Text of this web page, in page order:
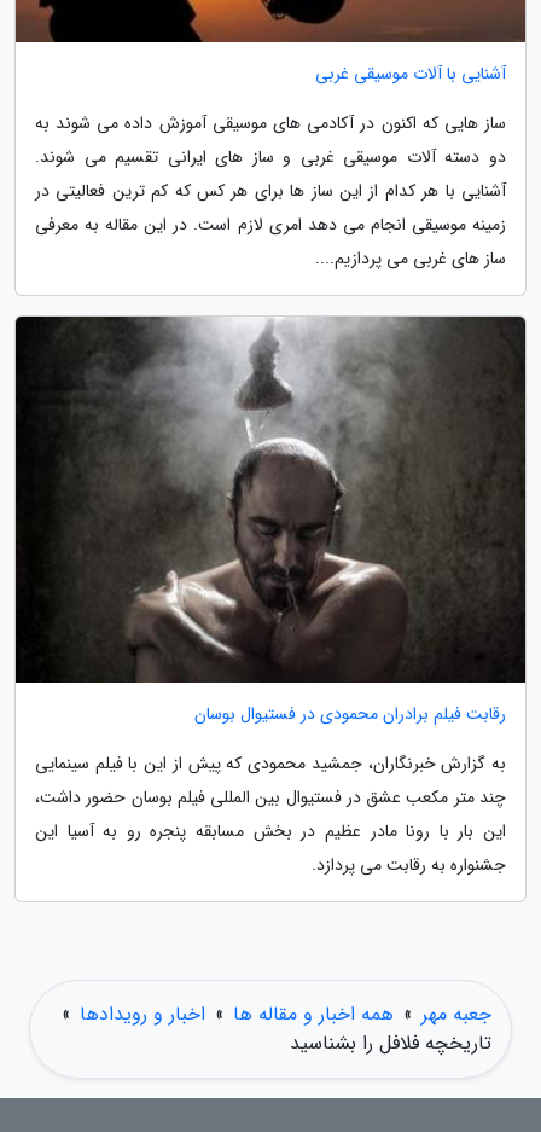
آشنایی با آلات موسیقی غربی
ساز هایی که اکنون در آکادمی های موسیقی آموزش داده می شوند به
دو دسته آلات موسیقی غربی و ساز های ایرانی تقسیم می شوند.
آشنایی با هر کدام از این ساز ها برای هر کس که کم ترین فعالیتی در
زمینه موسیقی انجام می دهد امری لازم است. در این مقاله به معرفی
ساز های غربی می پردازیم....
رقابت فیلم برادران محمودی در فستیوال بوسان
به گزارش خبرنگاران، جمشید محمودی که پیش از این با فیلم سینمایی
چند متر مکعب عشق در فستیوال بین المللی فیلم بوسان حضور داشت،
این بار با رونا مادر عظیم در بخش مسابقه پنجره رو به آسیا این
جشنواره به رقابت می پردازد.
جعبه مهر » همه اخبار و مقاله ها » اخبار و رویدادها »
تاریخچه فلافل را بشناسید